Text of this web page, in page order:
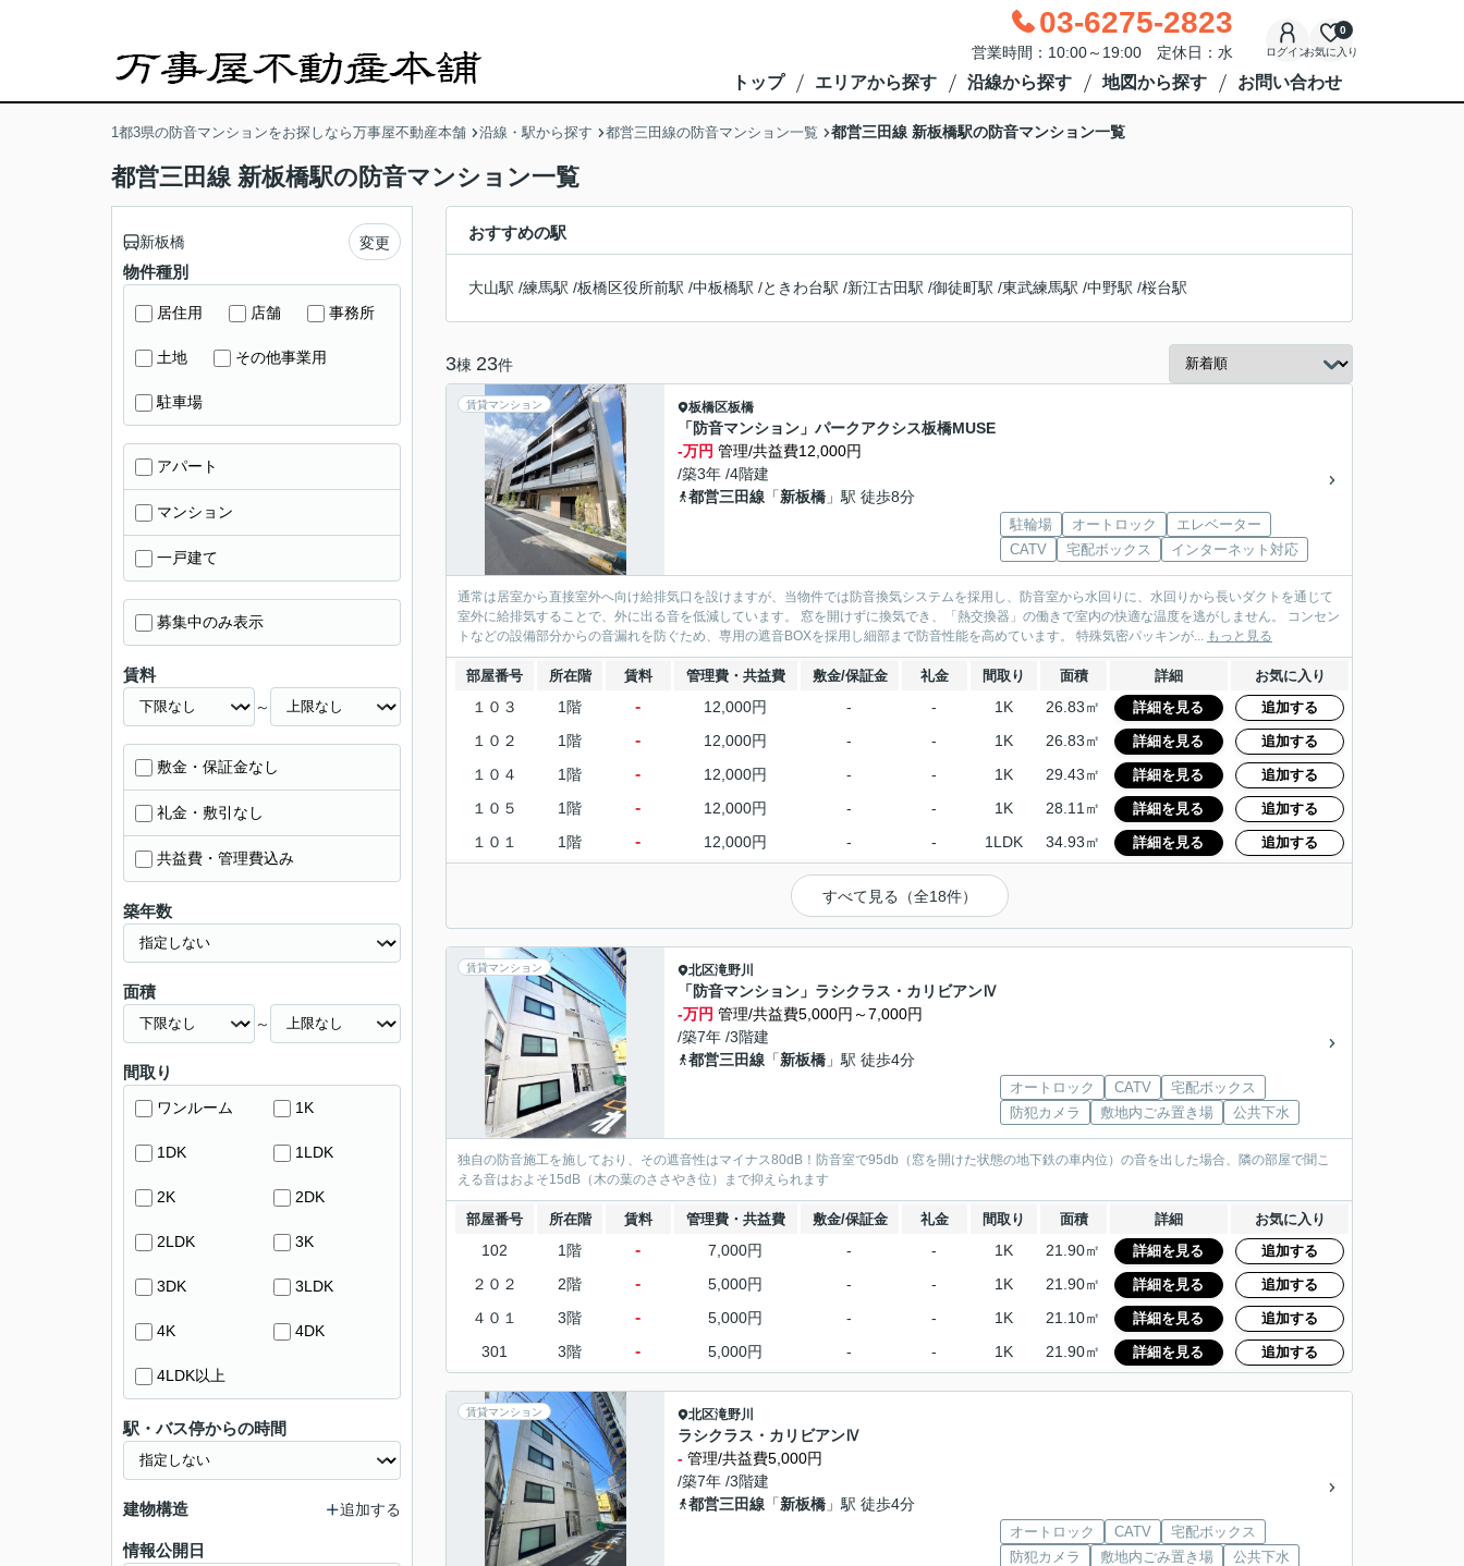
03-6275-2823
営業時間：10:00～19:00 定休日：水 ログインお気に入り
0
トップ エリアから探す 沿線から探す 地図から探す お問い合わせ
1都3県の防音マンションをお探しなら万事屋不動産本舗 沿線・駅から探す 都営三田線の防音マンション一覧 都営三田線 新板橋駅の防音マンション一覧
都営三田線 新板橋駅の防音マンション一覧
おすすめの駅
大山駅 /練馬駅 /板橋区役所前駅 /中板橋駅 /ときわ台駅 /新江古田駅 /御徒町駅 /東武練馬駅 /中野駅 /桜台駅
3棟 23件
賃貸マンション 板橋区板橋
「防音マンション」パークアクシス板橋MUSE
-万円 管理/共益費12,000円
/築3年 /4階建
都営三田線 「新板橋 」駅 徒歩8分
駐輪場 オートロック
エレベーター
CATV
宅配ボックス インターネット対応
通常は居室から直接室外へ向け給排気口を設けますが、当物件では防音換気システムを採用し、防音室から水回りに、水回りから長いダクトを通じて
室外に給排気することで、外に出る音を低減しています。 窓を開けずに換気でき、「熱交換器」の働きで室内の快適な温度を逃がしません。 コンセン
トなどの設備部分からの音漏れを防ぐため、専用の遮音BOXを採用し細部まで防音性能を高めています。 特殊気密パッキンが... もっと見る
部屋番号 所在階 賃料 管理費・共益費 敷金/保証金 礼金 間取り 面積 詳細 お気に入り
１０３ 1階 - 12,000円 - - 1K 26.83㎡ 詳細を見る 追加する
１０２ 1階 - 12,000円 - - 1K 26.83㎡ 詳細を見る 追加する
１０４ 1階 - 12,000円 - - 1K 29.43㎡ 詳細を見る 追加する
１０５ 1階 - 12,000円 - - 1K 28.11㎡ 詳細を見る 追加する
１０１ 1階 - 12,000円 - - 1LDK 34.93㎡ 詳細を見る 追加する
すべて見る（全18件）
賃貸マンション 北区滝野川
「防音マンション」ラシクラス・カリビアンⅣ
-万円 管理/共益費5,000円～7,000円
/築7年 /3階建
都営三田線 「新板橋 」駅 徒歩4分
オートロック CATV
宅配ボックス
防犯カメラ
敷地内ごみ置き場 公共下水
独自の防音施工を施しており、その遮音性はマイナス80dB！防音室で95db（窓を開けた状態の地下鉄の車内位）の音を出した場合、隣の部屋で聞こ
える音はおよそ15dB（木の葉のささやき位）まで抑えられます
部屋番号 所在階 賃料 管理費・共益費 敷金/保証金 礼金 間取り 面積 詳細 お気に入り
102 1階 - 7,000円 - - 1K 21.90㎡ 詳細を見る 追加する
２０２ 2階 - 5,000円 - - 1K 21.90㎡ 詳細を見る 追加する
４０１ 3階 - 5,000円 - - 1K 21.10㎡ 詳細を見る 追加する
301 3階 - 5,000円 - - 1K 21.90㎡ 詳細を見る 追加する
賃貸マンション 北区滝野川
ラシクラス・カリビアンⅣ
- 管理/共益費5,000円
/築7年 /3階建
都営三田線 「新板橋 」駅 徒歩4分
オートロック CATV
宅配ボックス
防犯カメラ
敷地内ごみ置き場 公共下水
新板橋 変更
物件種別
居住用 店舗 事務所
土地 その他事業用
駐車場
アパート
マンション
一戸建て
募集中のみ表示
賃料
～
敷金・保証金なし
礼金・敷引なし
共益費・管理費込み
築年数
面積
～
間取り
ワンルーム 1K
1DK 1LDK
2K 2DK
2LDK 3K
3DK 3LDK
4K 4DK
4LDK以上
駅・バス停からの時間
建物構造 追加する
情報公開日